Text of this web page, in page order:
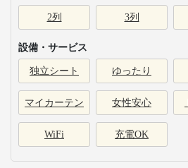
2列 3列
設備・サービス
独立シート ゆったり
マイカーテン 女性安心
WiFi 充電OK